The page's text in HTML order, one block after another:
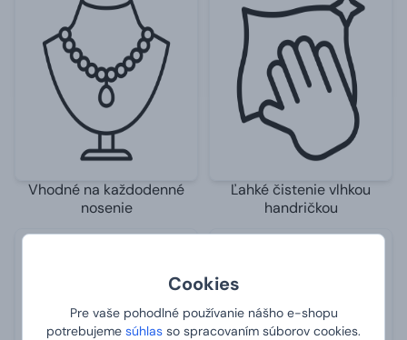
Cookies
Pre vaše pohodlné používanie nášho e-shopu
potrebujeme súhlas so spracovaním súborov cookies.
Vhodné na každodenné
nosenie
Ľahké čistenie vlhkou
handričkou